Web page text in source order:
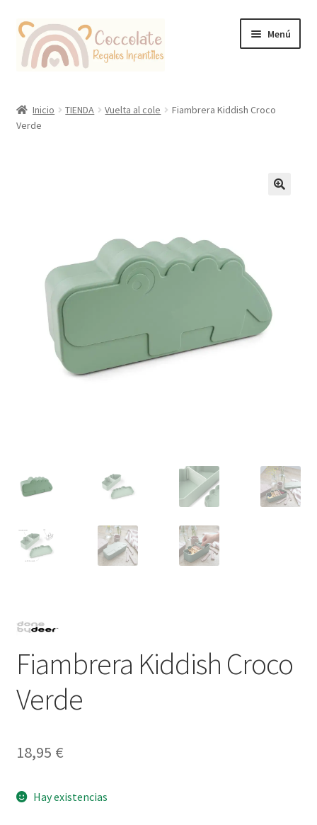
Ir
la
Ir
contenido
Menú
Coccolate Puericultura y Juguetería Educativa
Inicio TIENDA Vuelta al cole
Fiambrera Kiddish Croco
Verde
Fiambrera Kiddish Croco
Verde
18,95 €
Hay existencias